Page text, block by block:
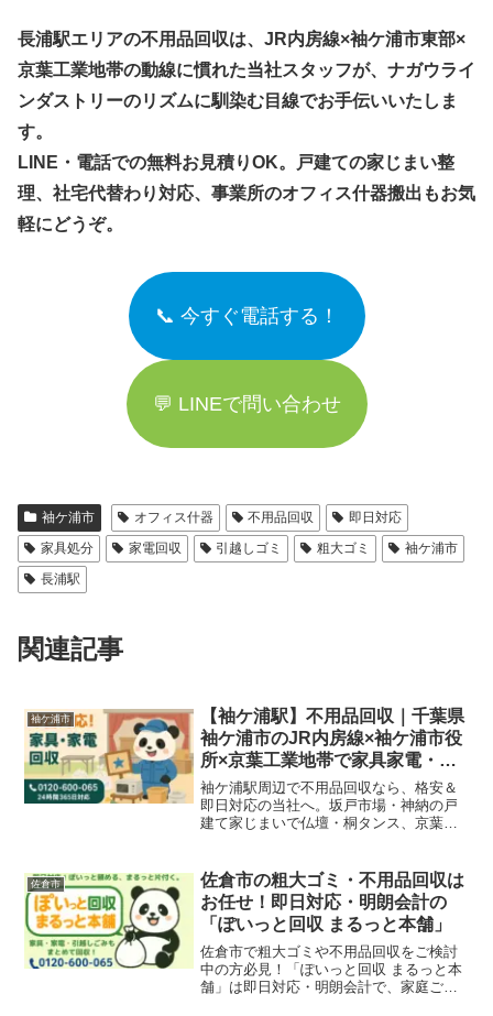
長浦駅エリアの不用品回収は、JR内房線×袖ケ浦市東部×
京葉工業地帯の動線に慣れた当社スタッフが、ナガウライ
ンダストリーのリズムに馴染む目線でお手伝いいたしま
す。
LINE・電話での無料お見積りOK。戸建ての家じまい整
理、社宅代替わり対応、事業所のオフィス什器搬出もお気
軽にどうぞ。
📞 今すぐ電話する！
💬 LINEで問い合わせ
袖ケ浦市 オフィス什器 不用品回収
即日対応
家具処分
家電回収 引越しゴミ 粗大ゴミ
袖ケ浦市
長浦駅
関連記事
袖ケ浦市
【袖ケ浦駅】不用品回収｜千葉県
袖ケ浦市のJR内房線×袖ケ浦市役
所×京葉工業地帯で家具家電・粗
大ごみを即日対応＆格安処分
袖ケ浦駅周辺で不用品回収なら、格安＆
即日対応の当社へ。坂戸市場・神納の戸
建て家じまいで仏壇・桐タンス、京葉工
店閉店・JR内房線沿線事業所の代替わり
で家具・家電・店舗什器・粗大ごみをま
るっと回収いたします！
佐倉市
佐倉市の粗大ゴミ・不用品回収は
お任せ！即日対応・明朗会計の
「ぽいっと回収 まるっと本舗」
佐倉市で粗大ゴミや不用品回収をご検討
中の方必見！「ぽいっと回収 まるっと本
舗」は即日対応・明朗会計で、家庭ご